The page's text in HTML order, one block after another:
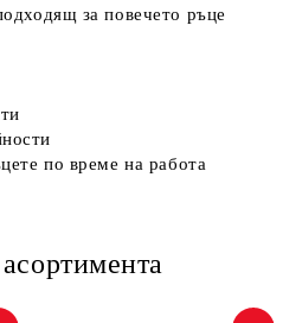
за повечето ръце
по време на работа